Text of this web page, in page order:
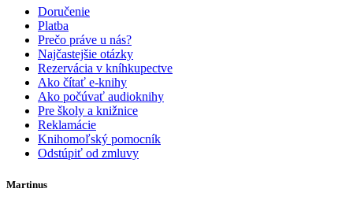
Doručenie
Platba
Prečo práve u nás?
Najčastejšie otázky
Rezervácia v kníhkupectve
Ako čítať e-knihy
Ako počúvať audioknihy
Pre školy a knižnice
Reklamácie
Knihomoľský pomocník
Odstúpiť od zmluvy
Martinus